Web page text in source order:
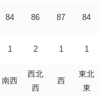
84 86 87 84
1 2 1 1
南西
西北
西
西
東北
東